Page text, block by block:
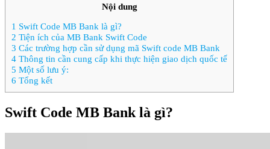
Nội dung
1 Swift Code MB Bank là gì?
2 Tiện ích của MB Bank Swift Code
3 Các trường hợp cần sử dụng mã Swift code MB Bank
4 Thông tin cần cung cấp khi thực hiện giao dịch quốc tế
5 Một số lưu ý:
6 Tổng kết
Swift Code MB Bank là gì?